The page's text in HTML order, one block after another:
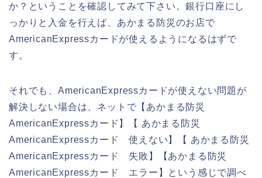
か？ということを確認してみて下さい。銀行口座にし
っかりと入金を行えば、あかまる防災のお店で
AmericanExpressカードが使えるようになるはずで
す。
それでも、AmericanExpressカードが使えない問題が
解決しない場合は、ネットで【あかまる防災
AmericanExpressカード】【 あかまる防災
AmericanExpressカード 使えない】【 あかまる防災
AmericanExpressカード 失敗】【あかまる防災
AmericanExpressカード エラー】という感じで調べ